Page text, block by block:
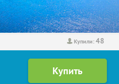
Купили:48